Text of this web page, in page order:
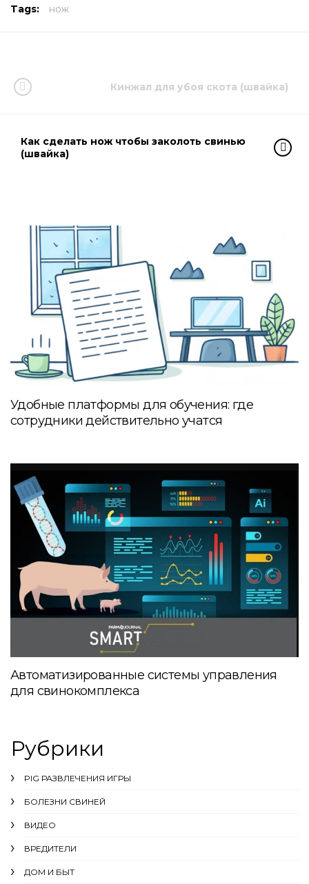
Tags: нож
Кинжал для убоя скота (швайка)
Как сделать нож чтобы заколоть свинью
(швайка)
Удобные платформы для обучения: где
сотрудники действительно учатся
Автоматизированные системы управления
для свинокомплекса
Рубрики
PIG РАЗВЛЕЧЕНИЯ ИГРЫ
БОЛЕЗНИ СВИНЕЙ
ВИДЕО
ВРЕДИТЕЛИ
ДОМ И БЫТ